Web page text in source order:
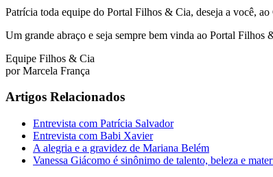
Patrícia toda equipe do Portal Filhos & Cia, deseja a você,
Um grande abraço e seja sempre bem vinda ao Portal Filhos
Equipe Filhos & Cia
por Marcela França
Artigos Relacionados
Entrevista com Patrícia Salvador
Entrevista com Babi Xavier
A alegria e a gravidez de Mariana Belém
Vanessa Giácomo é sinônimo de talento, beleza e